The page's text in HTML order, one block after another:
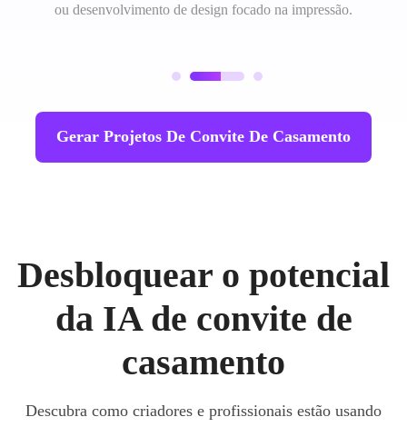
ou desenvolvimento de design focado na impressão.
Gerar Projetos De Convite De Casamento
Desbloquear o potencial
da IA de convite de
casamento
Descubra como criadores e profissionais estão usando